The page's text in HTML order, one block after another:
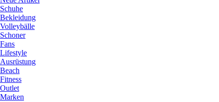
Schuhe
Bekleidung
Volleybälle
Schoner
Fans
Lifestyle
Ausrüstung
Beach
Fitness
Outlet
Marken